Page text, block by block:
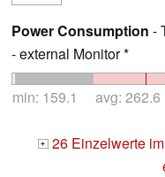
Power Consumption -
- external Monitor *
min: 159.1 avg:
+ 26 Einzelwerte